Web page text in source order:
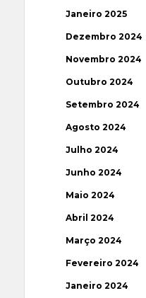
Janeiro 2025
Dezembro 2024
Novembro 2024
Outubro 2024
Setembro 2024
Agosto 2024
Julho 2024
Junho 2024
Maio 2024
Abril 2024
Março 2024
Fevereiro 2024
Janeiro 2024